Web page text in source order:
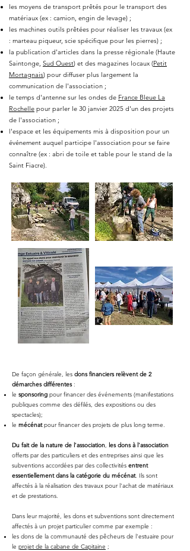
les moyens de transport prêtés pour le transport des
matériaux (ex : camion, engin de levage) ;
les machines outils prêtées pour réaliser les travaux (ex
: marteau piqueur, scie spécifique pour les pierres) ;
la publication d'articles dans la presse régionale (Haute
Saintonge, Sud Ouest) et des magazines locaux (Petit
Mortagnais) pour diffuser plus largement la
communication de l'association ;
le temps d'antenne sur les ondes de France Bleue La
Rochelle pour parler le 30 janvier 2025 d'un des projets
de l'association ;
l'espace et les équipements mis à disposition pour un
événement auquel participe l'association pour se faire
connaître (ex : abri de toile et table pour le stand de la
Saint Fiacre).
De façon générale, les dons financiers relèvent de 2
démarches différentes:
le sponsoring pour financer des événements (manifestations
publiques comme des défilés, des expositions ou des
spectacles);
le mécénatpour financer des projets de plus long terme.
Du fait de la nature de l'association​, les dons à l'association
offerts par des particuliers et des entreprises ainsi que les
subventions accordées par des collectivités entrent
essentiellement dans la catégorie du mécénat. Ils sont
affectés à la réalisation des travaux pour l'achat de matériaux
et de prestations.
Dans leur majorité, les dons et subventions sont directement
affectés à un projet particulier comme par exemple :
les dons de la communauté des pêcheurs de l'estuaire pour
le projet de la cabane de Capitaine ;